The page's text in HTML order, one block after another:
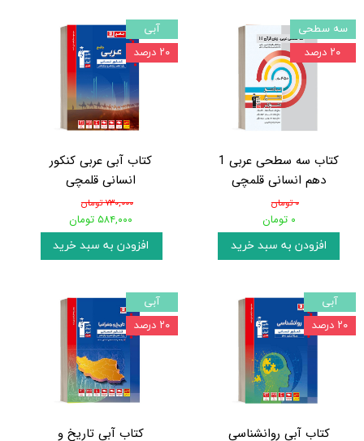
کتاب سه سطحی عربی 1
دهم انسانی قلمچی
۰ تومان
۰ تومان
افزودن به سبد خرید
سه سطحی
۲۰ درصد
کتاب آبی عربی کنکور
انسانی قلمچی
۷۳۰,۰۰۰ تومان
۵۸۴,۰۰۰ تومان
افزودن به سبد خرید
آبی
۲۰ درصد
کتاب آبی روانشناسی
آبی
۲۰ درصد
کتاب آبی تاریخ و
آبی
۲۰ درصد